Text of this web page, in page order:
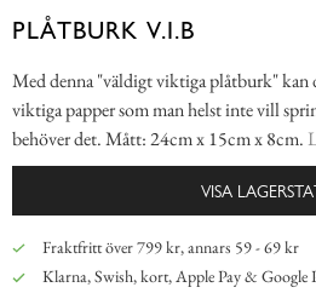
PLÅTBURK V.I.B
Med denna "väldigt viktiga plåtburk" kan
viktiga papper som man helst inte vill
behöver det. Mått: 24cm x 15cm x 8cm.
VISA
Fraktfritt över 799 kr, annars 59 - 69 kr
Klarna, Swish, kort, Apple Pay & Google